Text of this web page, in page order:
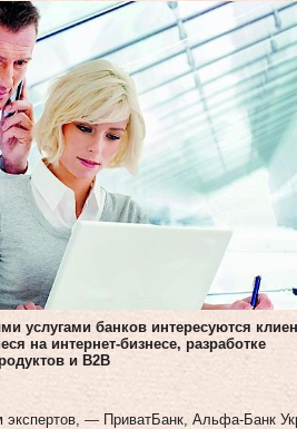
услугами банков интересуются
на интернет-бизнесе, разработке
и В2В
экспертов, — ПриватБанк, Альфа-Банк